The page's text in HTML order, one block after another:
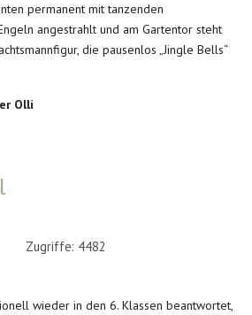
permanent mit tanzenden
angestrahlt und am Gartentor steht
die pausenlos „Jingle Bells“
Olli
Zugriffe: 4482
wieder in den 6. Klassen beantwortet,